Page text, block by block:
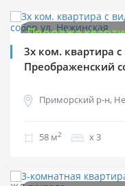
Продажа
3х ком. квартира
Преображенский
Приморский р-н,
58 м2 х 3